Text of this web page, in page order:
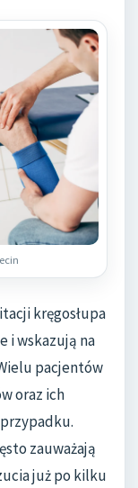
kręgosłupa
i wskazują na
pacjentów
oraz ich
zauważają
już po kilku